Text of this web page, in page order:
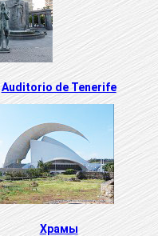
Auditorio de Tenerife
Храмы